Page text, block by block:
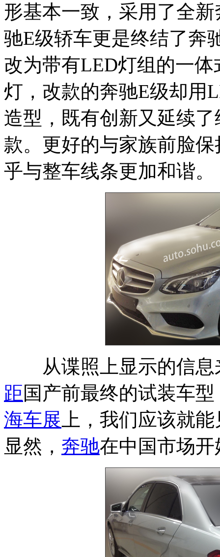
形基本一致，采用了全
驰E级轿车更是终结了奔
改为带有LED灯组的一
灯，改款的奔驰E级却用
造型，既有创新又延续
款。更好的与家族前脸
乎与整车线条更加和谐。
从谍照上显示的信息
距国产前最终的试装车
海车展 上，我们应该就
显然， 奔驰在中国市场